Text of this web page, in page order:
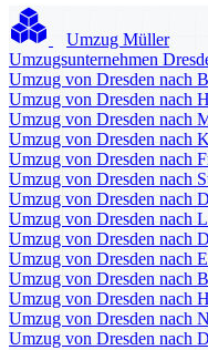
Umzug Müller
Umzugsunternehmen
Umzug von Dresden nach
Umzug von Dresden nach
Umzug von Dresden nach
Umzug von Dresden nach
Umzug von Dresden nach
Umzug von Dresden nach
Umzug von Dresden nach
Umzug von Dresden nach
Umzug von Dresden nach
Umzug von Dresden nach
Umzug von Dresden nach
Umzug von Dresden nach
Umzug von Dresden nach
Umzug von Dresden nach